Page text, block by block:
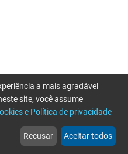
web
Notícias
more_horiz
Mais
a mais agradável
site, você assume
e Política de privacidade
Recusar Aceitar todos
tente novamente